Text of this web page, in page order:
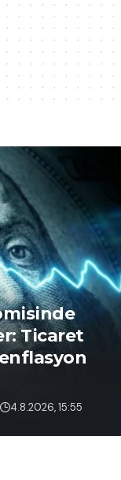
5.8.2026, 17:23
Ticaret
enflasyon
4.8.2026, 15:55